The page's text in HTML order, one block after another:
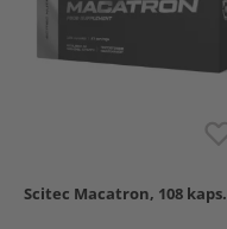
Scitec Macatron, 108 kaps.